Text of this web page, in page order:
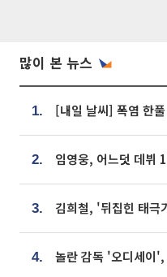
많이 본 뉴스
1.
2.
3.
4.